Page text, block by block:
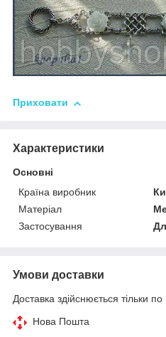
Приховати
Характеристики
Основні
Країна виробник
Матеріал
Застосування
Умови доставки
Доставка здійснюється тільки
Нова Пошта